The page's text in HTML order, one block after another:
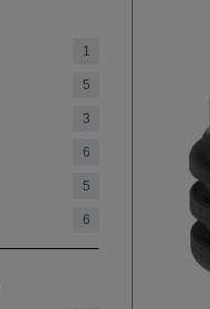
1
5
3
6
5
6